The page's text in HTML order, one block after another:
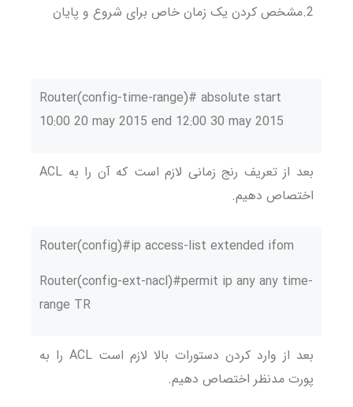
2.مشخص کردن یک زمان خاص برای شروع و پایان
Router(config-time-range)# absolute start
10:00 20 may 2015 end 12:00 30 may 2015
بعد از تعریف رنج زمانی لازم است که آن را به ACL
اختصاص دهیم.
Router(config)#ip access-list extended ifom
Router(config-ext-nacl)#permit ip any any time-
range TR
بعد از وارد کردن دستورات بالا لازم است ACL را به
پورت مدنظر اختصاص دهیم.